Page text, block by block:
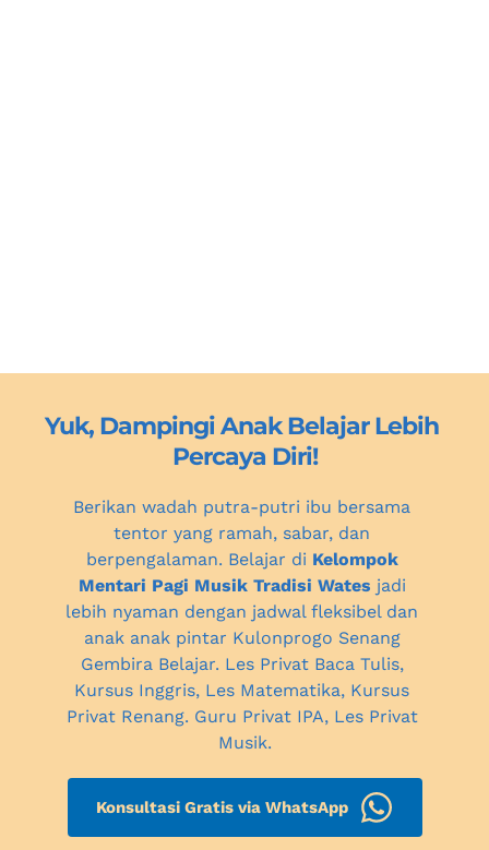
Yuk, Dampingi Anak Belajar Lebih
Percaya Diri!
Berikan wadah putra-putri ibu bersama
tentor yang ramah, sabar, dan
berpengalaman. Belajar di Kelompok
Mentari Pagi Musik Tradisi Wates jadi
lebih nyaman dengan jadwal fleksibel dan
anak anak pintar Kulonprogo Senang
Gembira Belajar. Les Privat Baca Tulis,
Kursus Inggris, Les Matematika, Kursus
Privat Renang. Guru Privat IPA, Les Privat
Musik.
Konsultasi Gratis via WhatsApp